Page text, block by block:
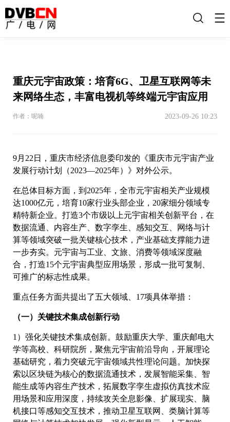
搜
重庆元宇宙政策：培育6G、卫星互联网等未
来网络生态，丰富电视机等终端元宇宙应用
作者：呢喃 2023-09-26 10:23
9月22日，重庆市经济信息委印发的《重庆市元宇宙产业
发展行动计划（2023—2025年）》对外公示。
在总体目标方面，到2025年，全市元宇宙相关产业规模
达1000亿元，培育10家行业头部企业，20家细分领域专
精特新企业。打造3个市级以上元宇宙相关创新平台，在
数据流通、内容生产、数字孪生、感知交互、网络与计
算等领域突破一批关键核心技术，产业基础支撑能力进
一步夯实。元宇宙与工业、文旅、消费等领域深度融
合，打造15个元宇宙典型应用场景，形成一批可复制、
可推广的标志性成果。
重点任务方面共提出了五大领域、17项具体举措：
（一）关键技术集成创新行动
1）强化关键技术集成创新。鼓励重庆大学、重庆邮电大
学等高校、科研院所，聚焦元宇宙前沿导向，开展理论
基础研究，着力突破元宇宙领域共性理论问题。加快探
索以区块链为核心的数据流通技术，发展智能采集、智
能生成等内容生产技术，拓展数字孪生虚拟仿真技术应
用场景和应用深度，持续攻关全息影像、扩展现实、脑
机接口等感知交互技术，推动卫星互联网、类脑计算等